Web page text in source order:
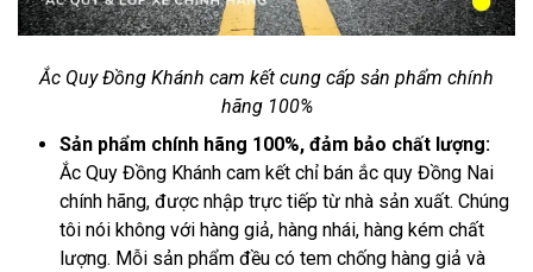
Ắc Quy Đồng Khánh cam kết cung cấp sản phẩm chính
hãng 100%
Sản phẩm chính hãng 100%, đảm bảo chất lượng:
Ắc Quy Đồng Khánh cam kết chỉ bán ắc quy Đồng Nai
chính hãng, được nhập trực tiếp từ nhà sản xuất. Chúng
tôi nói không với hàng giả, hàng nhái, hàng kém chất
lượng. Mỗi sản phẩm đều có tem chống hàng giả và